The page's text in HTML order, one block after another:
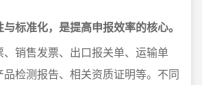
标准化，是提高申报效率的核心。
销售发票、出口报关单、运输单
检测报告、相关资质证明等。不同